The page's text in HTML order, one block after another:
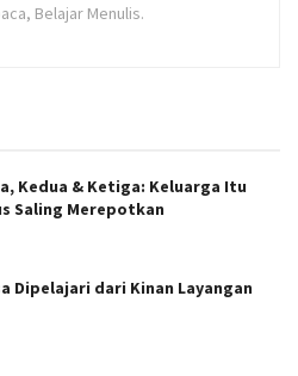
Belajar Menulis.
Kedua & Ketiga: Keluarga Itu
Saling Merepotkan
Dipelajari dari Kinan Layangan